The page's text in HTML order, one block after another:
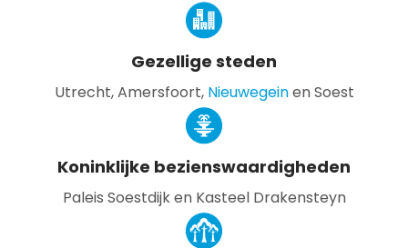
Gezellige steden
Utrecht, Amersfoort, Nieuwegeinen Soest
Koninklijke bezienswaardigheden
Paleis Soestdijk en Kasteel Drakensteyn